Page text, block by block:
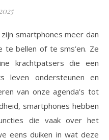
smartphones meer dan
te bellen of te sms’en. Ze
krachtpatsers die een
leven ondersteunen en
van onze agenda’s tot
smartphones hebben
die vaak over het
eens duiken in wat deze